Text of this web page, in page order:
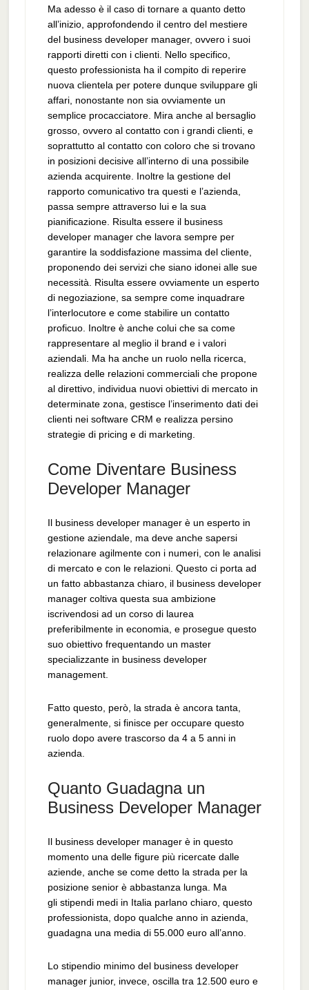
Ma adesso è il caso di tornare a quanto detto
all’inizio, approfondendo il centro del mestiere
del business developer manager, ovvero i suoi
rapporti diretti con i clienti. Nello specifico,
questo professionista ha il compito di reperire
nuova clientela per potere dunque sviluppare gli
affari, nonostante non sia ovviamente un
semplice procacciatore. Mira anche al bersaglio
grosso, ovvero al contatto con i grandi clienti, e
soprattutto al contatto con coloro che si trovano
in posizioni decisive all’interno di una possibile
azienda acquirente. Inoltre la gestione del
rapporto comunicativo tra questi e l’azienda,
passa sempre attraverso lui e la sua
pianificazione. Risulta essere il business
developer manager che lavora sempre per
garantire la soddisfazione massima del cliente,
proponendo dei servizi che siano idonei alle sue
necessità. Risulta essere ovviamente un esperto
di negoziazione, sa sempre come inquadrare
l’interlocutore e come stabilire un contatto
proficuo. Inoltre è anche colui che sa come
rappresentare al meglio il brand e i valori
aziendali. Ma ha anche un ruolo nella ricerca,
realizza delle relazioni commerciali che propone
al direttivo, individua nuovi obiettivi di mercato in
determinate zona, gestisce l’inserimento dati dei
clienti nei software CRM e realizza persino
strategie di pricing e di marketing.
Come Diventare Business
Developer Manager
Il business developer manager è un esperto in
gestione aziendale, ma deve anche sapersi
relazionare agilmente con i numeri, con le analisi
di mercato e con le relazioni. Questo ci porta ad
un fatto abbastanza chiaro, il business developer
manager coltiva questa sua ambizione
iscrivendosi ad un corso di laurea
preferibilmente in economia, e prosegue questo
suo obiettivo frequentando un master
specializzante in business developer
management.
Fatto questo, però, la strada è ancora tanta,
generalmente, si finisce per occupare questo
ruolo dopo avere trascorso da 4 a 5 anni in
azienda.
Quanto Guadagna un
Business Developer Manager
Il business developer manager è in questo
momento una delle figure più ricercate dalle
aziende, anche se come detto la strada per la
posizione senior è abbastanza lunga. Ma
gli stipendi medi in Italia parlano chiaro, questo
professionista, dopo qualche anno in azienda,
guadagna una media di 55.000 euro all’anno.
Lo stipendio minimo del business developer
manager junior, invece, oscilla tra 12.500 euro e